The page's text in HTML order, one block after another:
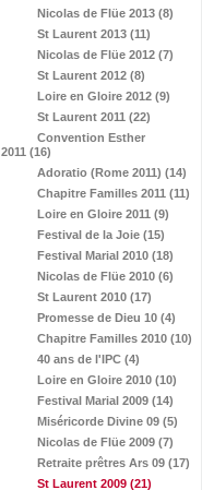
Nicolas de Flüe 2013 (8)
St Laurent 2013 (11)
Nicolas de Flüe 2012 (7)
St Laurent 2012 (8)
Loire en Gloire 2012 (9)
St Laurent 2011 (22)
Convention Esther
2011 (16)
Adoratio (Rome 2011) (14)
Chapitre Familles 2011 (11)
Loire en Gloire 2011 (9)
Festival de la Joie (15)
Festival Marial 2010 (18)
Nicolas de Flüe 2010 (6)
St Laurent 2010 (17)
Promesse de Dieu 10 (4)
Chapitre Familles 2010 (10)
40 ans de l'IPC (4)
Loire en Gloire 2010 (10)
Festival Marial 2009 (14)
Miséricorde Divine 09 (5)
Nicolas de Flüe 2009 (7)
Retraite prêtres Ars 09 (17)
St Laurent 2009 (21)